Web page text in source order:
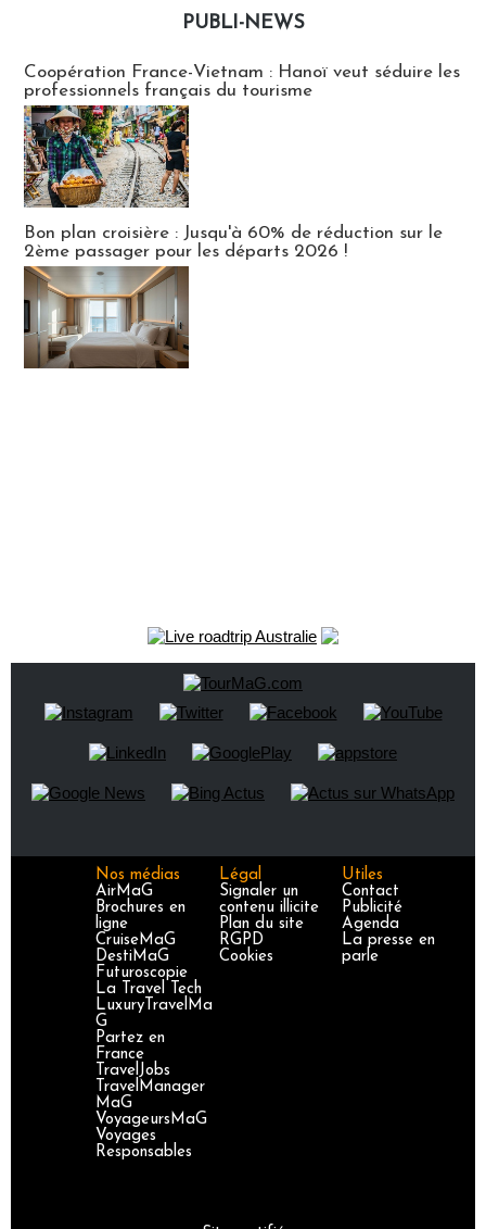
PUBLI-NEWS
Coopération France-Vietnam : Hanoï veut séduire les
professionnels français du tourisme
Bon plan croisière : Jusqu'à 60% de réduction sur le
2ème passager pour les départs 2026 !
Nos médias
AirMaG
Brochures en
ligne
CruiseMaG
DestiMaG
Futuroscopie
La Travel Tech
LuxuryTravelMa
G
Partez en
France
TravelJobs
TravelManager
MaG
VoyageursMaG
Voyages
Responsables
Légal
Signaler un
contenu illicite
Plan du site
RGPD
Cookies
Utiles
Contact
Publicité
Agenda
La presse en
parle